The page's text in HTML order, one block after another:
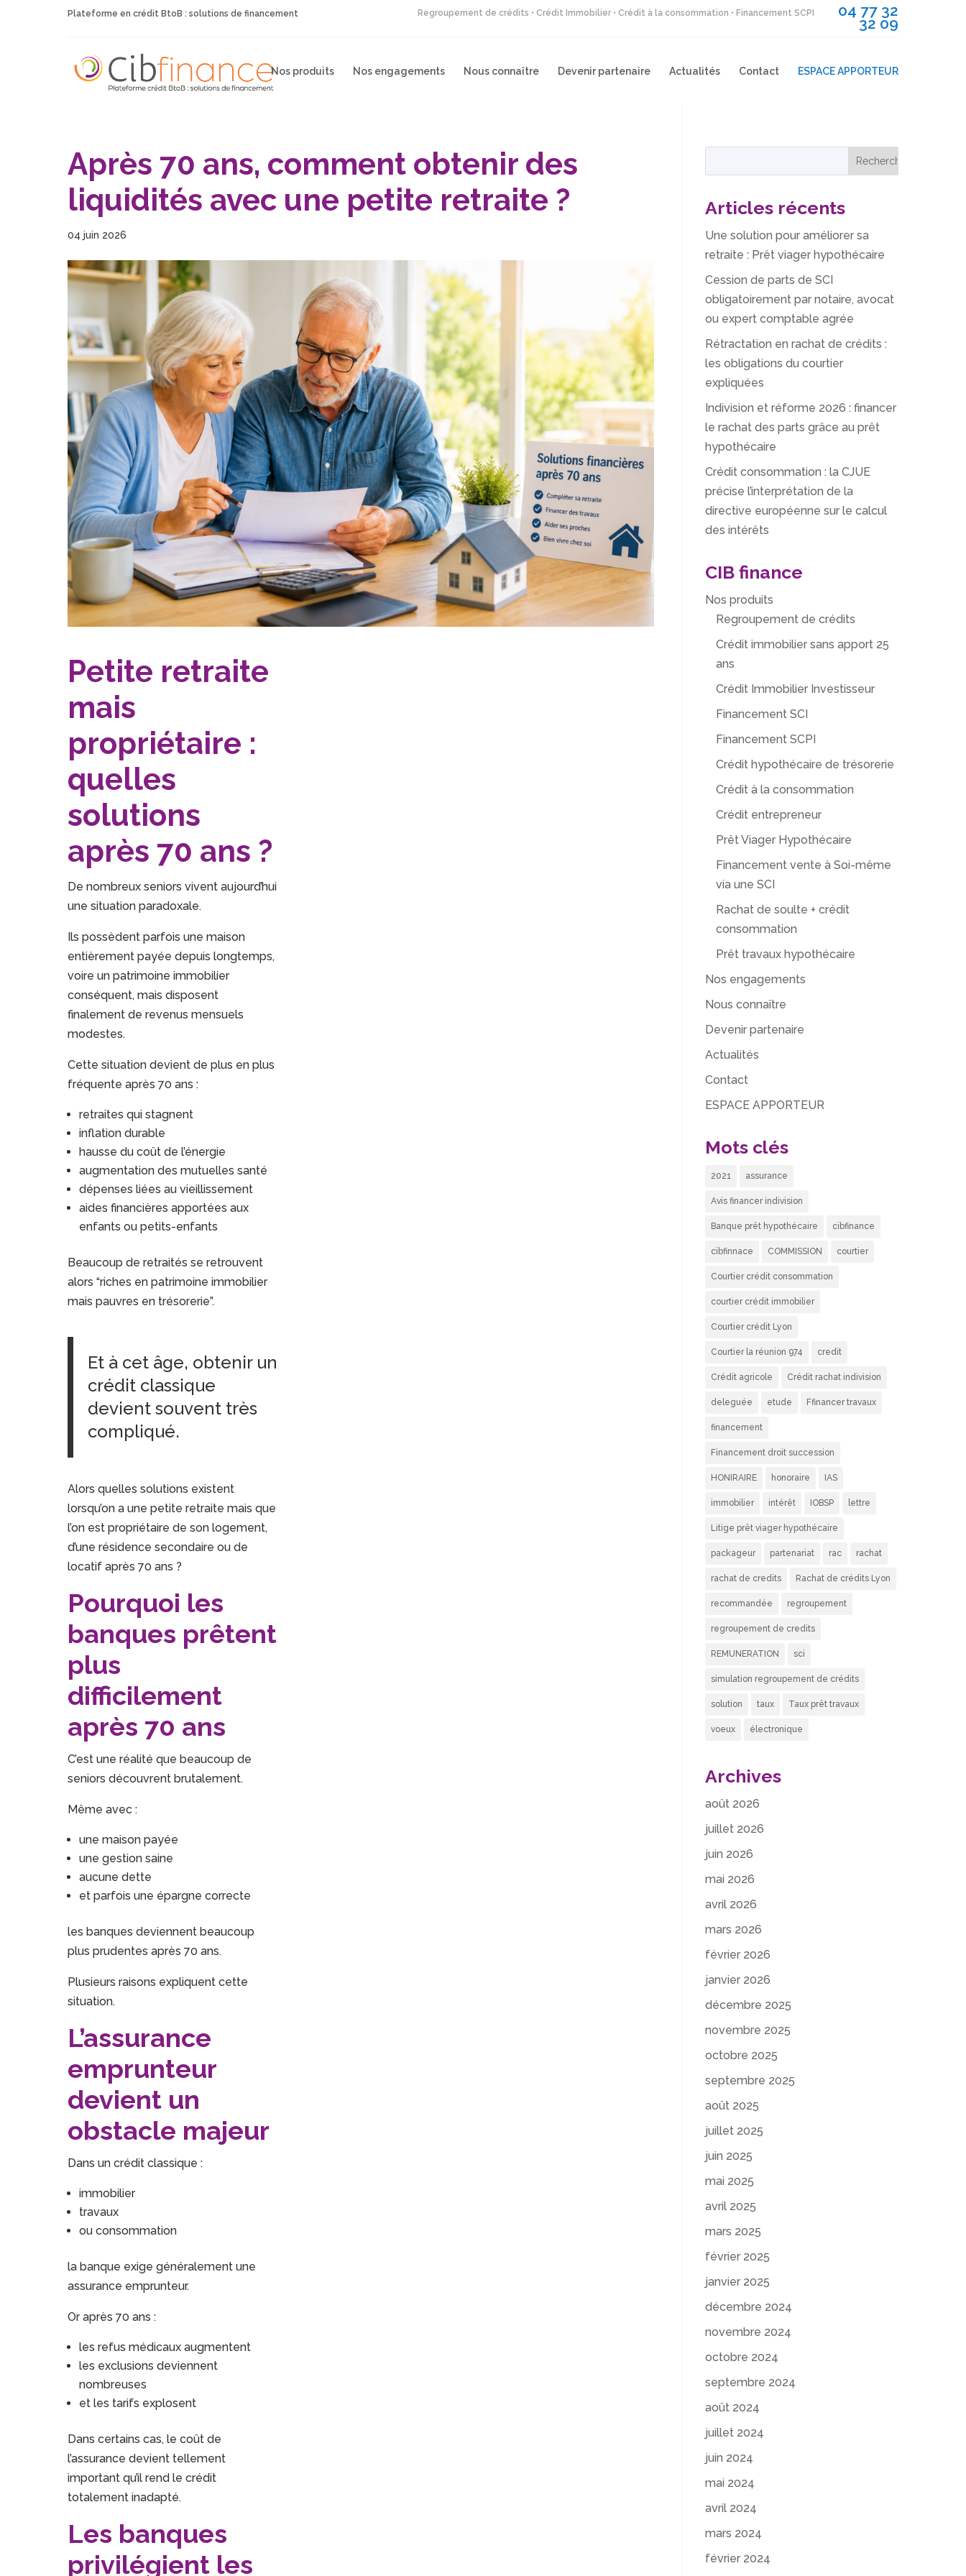
Plateforme en crédit BtoB : solutions de financement Regroupement de crédits • Crédit Immobilier • Crédit à la consommation • Financement SCPI 04 77 32
32 09
Nos produits Nos engagements Nous connaître Devenir partenaire Actualités Contact ESPACE APPORTEUR
Après 70 ans, comment obtenir des
liquidités avec une petite retraite ?
04 juin 2026
Petite retraite
mais
propriétaire :
quelles
solutions
après 70 ans ?
De nombreux seniors vivent aujourd’hui
une situation paradoxale.
Ils possèdent parfois une maison
entièrement payée depuis longtemps,
voire un patrimoine immobilier
conséquent, mais disposent
finalement de revenus mensuels
modestes.
Cette situation devient de plus en plus
fréquente après 70 ans :
retraites qui stagnent
inflation durable
hausse du coût de l’énergie
augmentation des mutuelles santé
dépenses liées au vieillissement
aides financières apportées aux
enfants ou petits-enfants
Beaucoup de retraités se retrouvent
alors “riches en patrimoine immobilier
mais pauvres en trésorerie”.
Et à cet âge, obtenir un
crédit classique
devient souvent très
compliqué.
Alors quelles solutions existent
lorsqu’on a une petite retraite mais que
l’on est propriétaire de son logement,
d’une résidence secondaire ou de
locatif après 70 ans ?
Pourquoi les
banques prêtent
plus
difficilement
après 70 ans
C’est une réalité que beaucoup de
seniors découvrent brutalement.
Même avec :
une maison payée
une gestion saine
aucune dette
et parfois une épargne correcte
les banques deviennent beaucoup
plus prudentes après 70 ans.
Plusieurs raisons expliquent cette
situation.
L’assurance
emprunteur
devient un
obstacle majeur
Dans un crédit classique :
immobilier
travaux
ou consommation
la banque exige généralement une
assurance emprunteur.
Or après 70 ans :
les refus médicaux augmentent
les exclusions deviennent
nombreuses
et les tarifs explosent
Dans certains cas, le coût de
l’assurance devient tellement
important qu’il rend le crédit
totalement inadapté.
Les banques
privilégient les
Articles récents
Une solution pour améliorer sa
retraite : Prêt viager hypothécaire
Cession de parts de SCI
obligatoirement par notaire, avocat
ou expert comptable agrée
Rétractation en rachat de crédits :
les obligations du courtier
expliquées
Indivision et réforme 2026 : financer
le rachat des parts grâce au prêt
hypothécaire
Crédit consommation : la CJUE
précise l’interprétation de la
directive européenne sur le calcul
des intérêts
CIB finance
Nos produits
Regroupement de crédits
Crédit immobilier sans apport 25
ans
Crédit Immobilier Investisseur
Financement SCI
Financement SCPI
Crédit hypothécaire de trésorerie
Crédit à la consommation
Crédit entrepreneur
Prêt Viager Hypothécaire
Financement vente à Soi-même
via une SCI
Rachat de soulte + crédit
consommation
Prêt travaux hypothécaire
Nos engagements
Nous connaître
Devenir partenaire
Actualités
Contact
ESPACE APPORTEUR
Mots clés
2021 assurance
Avis financer indivision
Banque prêt hypothécaire cibfinance
cibfinnace COMMISSION courtier
Courtier crédit consommation
courtier crédit immobilier
Courtier crédit Lyon
Courtier la réunion 974 credit
Crédit agricole Crédit rachat indivision
deleguée etude Ffinancer travaux
financement
Financement droit succession
HONIRAIRE honoraire IAS
immobilier intérêt IOBSP lettre
Litige prêt viager hypothécaire
packageur partenariat rac rachat
rachat de credits Rachat de crédits Lyon
recommandée regroupement
regroupement de credits
REMUNERATION sci
simulation regroupement de crédits
solution taux Taux prêt travaux
voeux électronique
Archives
août 2026
juillet 2026
juin 2026
mai 2026
avril 2026
mars 2026
février 2026
janvier 2026
décembre 2025
novembre 2025
octobre 2025
septembre 2025
août 2025
juillet 2025
juin 2025
mai 2025
avril 2025
mars 2025
février 2025
janvier 2025
décembre 2024
novembre 2024
octobre 2024
septembre 2024
août 2024
juillet 2024
juin 2024
mai 2024
avril 2024
mars 2024
février 2024